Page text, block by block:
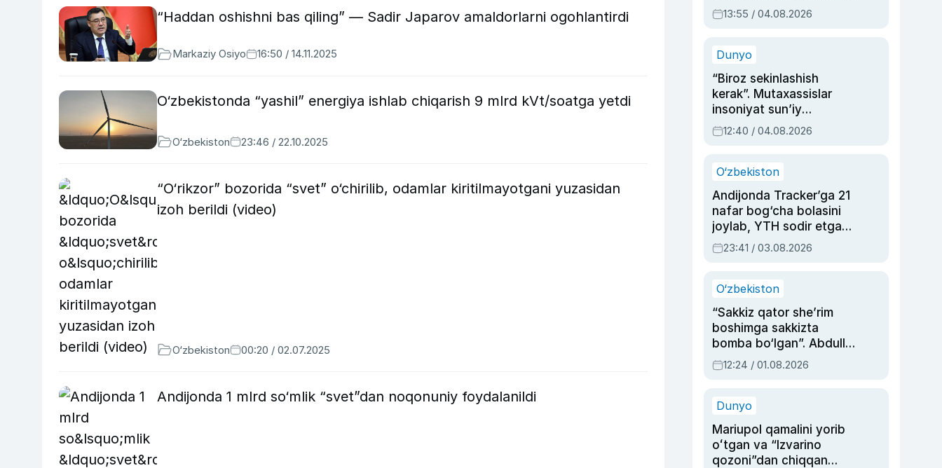
“Haddan oshishni bas qiling” — Sadir Japarov amaldorlarni ogohlantirdi
Markaziy Osiyo 16:50 / 14.11.2025
O‘zbekistonda “yashil” energiya ishlab chiqarish 9 mlrd kVt/soatga yetdi
O‘zbekiston 23:46 / 22.10.2025
“O‘rikzor” bozorida “svet” o‘chirilib, odamlar kiritilmayotgani yuzasidan
izoh berildi (video)
O‘zbekiston 00:20 / 02.07.2025
Andijonda 1 mlrd so‘mlik “svet”dan noqonuniy foydalanildi
dublyaj ustasi Rimma
Ahmedovaning
13:55 / 04.08.2026
Dunyo
“Biroz sekinlashish
kerak”. Mutaxassislar
insoniyat sun’iy
intellektni boshqara
olmay qolishidan xavotir
12:40 / 04.08.2026
O‘zbekiston
Andijonda Tracker’ga 21
nafar bog‘cha bolasini
joylab, YTH sodir etgan
ayolga sud hukmi o‘qildi
23:41 / 03.08.2026
O‘zbekiston
“Sakkiz qator she’rim
boshimga sakkizta
bomba bo‘lgan”. Abdulla
Oripovni siyosiy
ayblovlardan asrab
12:24 / 01.08.2026
Dunyo
Mariupol qamalini yorib
oʻtgan va “Izvarino
qozoni”dan chiqqan